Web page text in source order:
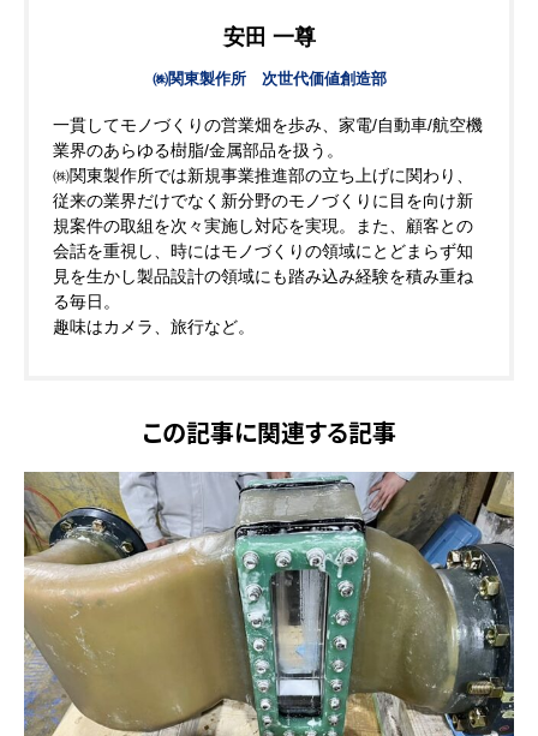
安田 一尊
㈱関東製作所 次世代価値創造部
一貫してモノづくりの営業畑を歩み、家電/自動車/航空機
業界のあらゆる樹脂/金属部品を扱う。
㈱関東製作所では新規事業推進部の立ち上げに関わり、
従来の業界だけでなく新分野のモノづくりに目を向け新
規案件の取組を次々実施し対応を実現。また、顧客との
会話を重視し、時にはモノづくりの領域にとどまらず知
見を生かし製品設計の領域にも踏み込み経験を積み重ね
る毎日。
趣味はカメラ、旅行など。
この記事に関連する記事